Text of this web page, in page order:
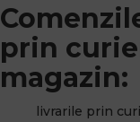
prin
magazin:
livrarile prin